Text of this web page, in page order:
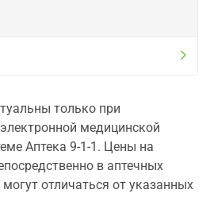
только при
медицинской
Аптека 9-1-1. Цены на
в аптечных
отличаться от указанных